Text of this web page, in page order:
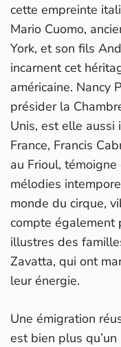
cette empreinte
Mario Cuomo,
York, et son fils
incarnent cet
américaine. Nancy
présider la
Unis, est elle aussi
France, Francis
au Frioul,
mélodies
monde du cirque,
compte également
illustres des
Zavatta, qui ont
leur énergie.
Une émigration
est bien plus